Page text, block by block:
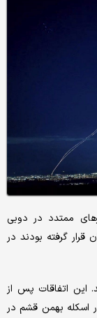
ممتدد در دوبی
گرفته بودند در
این اتفاقات پس از
اسکله بهمن قشم در